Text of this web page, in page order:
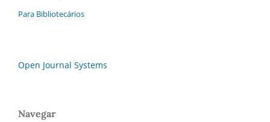
Para Bibliotecários
Open Journal Systems
Navegar